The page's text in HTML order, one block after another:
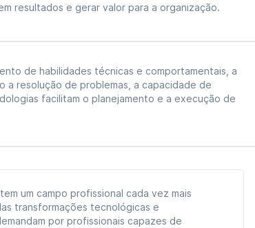
resultados e gerar valor para a organização.
de habilidades técnicas e comportamentais, a
resolução de problemas, a capacidade de
facilitam o planejamento e a execução de
um campo profissional cada vez mais
transformações tecnológicas e
por profissionais capazes de